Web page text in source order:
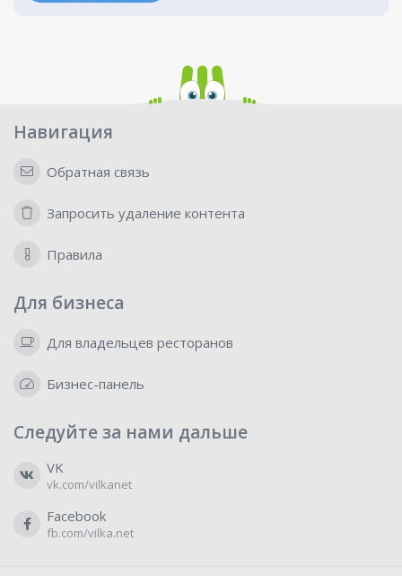
Навигация
Обратная связь
Запросить удаление контента
Правила
Для бизнеса
Для владельцев ресторанов
Бизнес-панель
Следуйте за нами дальше
VK
vk.com/vilkanet
Facebook
fb.com/vilka.net